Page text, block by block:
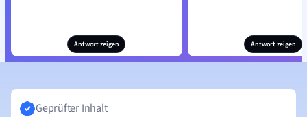
Antwort zeigen Antwort zeigen
Geprüfter Inhalt